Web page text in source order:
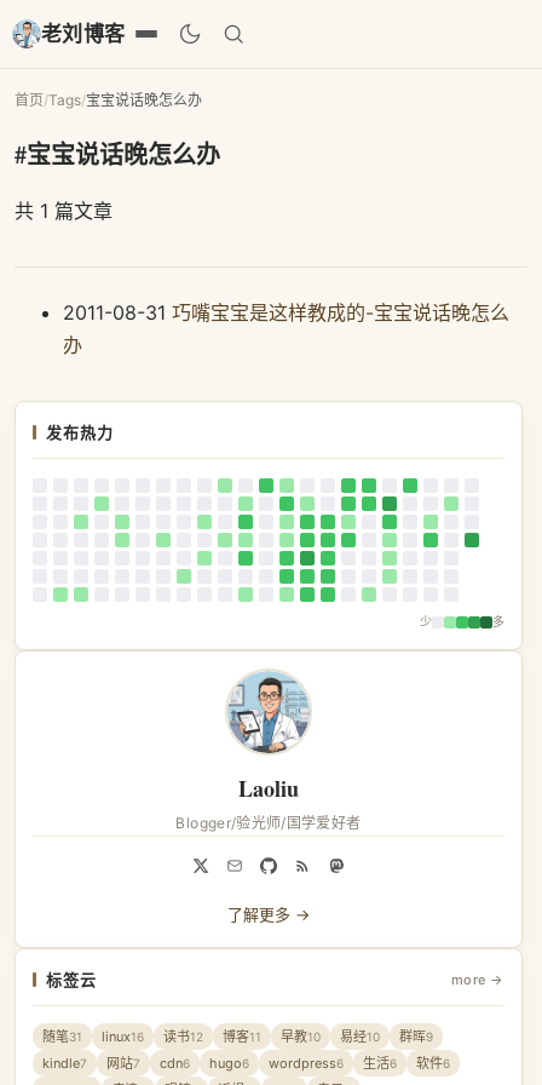
老刘博客
首页/Tags/宝宝说话晚怎么办
#宝宝说话晚怎么办
共 1 篇文章
2011-08-31 巧嘴宝宝是这样教成的-宝宝说话晚怎么
办
发布热力
少 多
Laoliu
Blogger/验光师/国学爱好者
了解更多 →
标签云 more →
随笔31 linux16 读书12 博客11 早教10 易经10 群晖9
kindle7 网站7 cdn6 hugo6 wordpress6 生活6 软件6